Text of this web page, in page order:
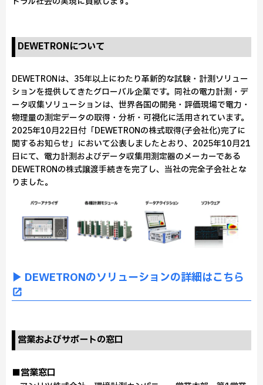
DEWETRONについて
DEWETRONは、35年以上にわたり革新的な試験・計測ソリュー
ションを提供してきたグローバル企業です。同社の電力計測・デ
ータ収集ソリューションは、世界各国の開発・評価現場で電力・
物理量の測定データの取得・分析・可視化に活用されています。
2025年10月22日付「DEWETRONの株式取得(子会社化)完了に
関するお知らせ」において公表しましたとおり、2025年10月21
日にて、電力計測およびデータ収集用測定器のメーカーである
DEWETRONの株式譲渡手続きを完了し、当社の完全子会社とな
りました。
▶ DEWETRONのソリューションの詳細はこちら
営業およびサポートの窓口
■営業窓口